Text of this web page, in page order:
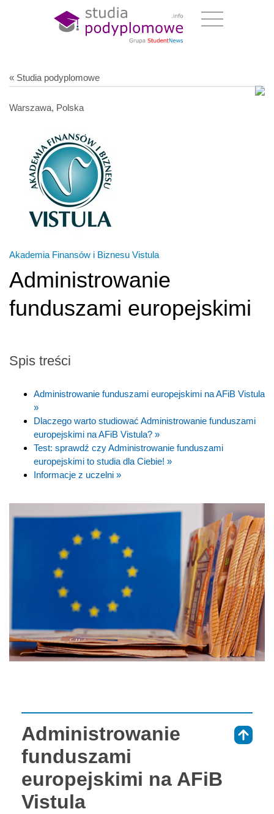
« Studia podyplomowe
Warszawa, Polska
Akademia Finansów i Biznesu Vistula
Administrowanie
funduszami europejskimi
Spis treści
Administrowanie funduszami europejskimi na AFiB Vistula
»
Dlaczego warto studiować Administrowanie funduszami
europejskimi na AFiB Vistula? »
Test: sprawdź czy Administrowanie funduszami
europejskimi to studia dla Ciebie! »
Informacje z uczelni »
Administrowanie
funduszami
europejskimi na AFiB
Vistula